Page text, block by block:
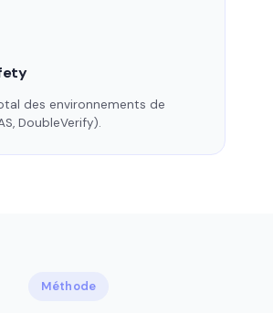
des environnements de
DoubleVerify).
Méthode